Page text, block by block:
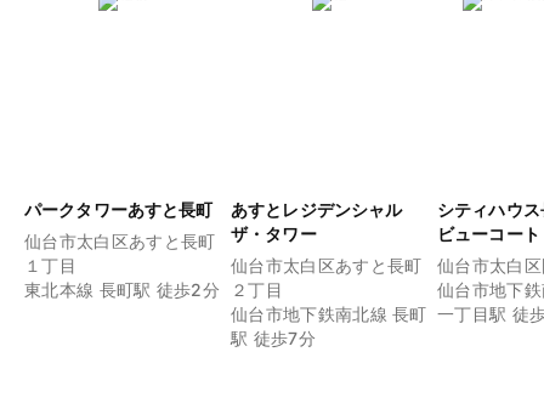
パークタワーあすと長町
仙台市太白区あすと長町
１丁目
東北本線 長町駅 徒歩2分
あすとレジデンシャル
ザ・タワー
仙台市太白区あすと長町
２丁目
仙台市地下鉄南北線 長町
駅 徒歩7分
シティハウ
ビューコート
仙台市太白
仙台市地下
一丁目駅 徒